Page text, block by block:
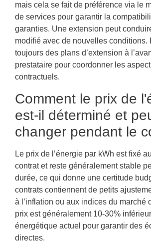
mais cela se fait de préférence via le
de services pour garantir la
garanties. Une extension peut
modifié avec de nouvelles conditions.
toujours des plans d’extension à
prestataire pour coordonner les
contractuels.
Comment le prix de
est-il déterminé et
changer pendant le
Le prix de l’énergie par kWh est fixé
contrat et reste généralement stable
durée, ce qui donne une certitude
contrats contiennent de petits
à l’inflation ou aux indices du marché
prix est généralement 10-30%
énergétique actuel pour garantir des
directes.